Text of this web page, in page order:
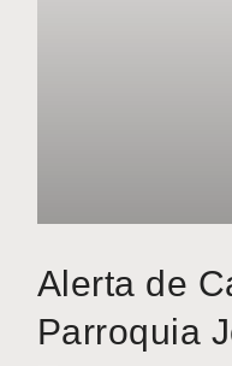
Alerta de
Parroquia